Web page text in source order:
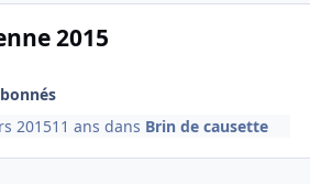
2015
201511 ans dans Brin de causette